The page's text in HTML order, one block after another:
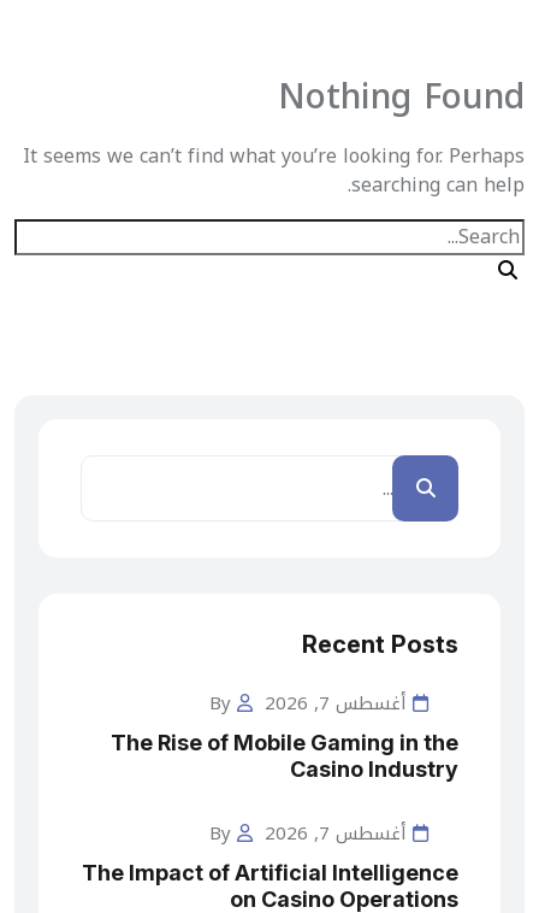
Nothing Found
It seems we can’t find what you’re looking for. Perhaps
searching can help.
Recent Posts
أغسطس 7, 2026
The Rise of Mobile Gaming in the
Casino Industry
أغسطس 7, 2026
The Impact of Artificial Intelligence
on Casino Operations